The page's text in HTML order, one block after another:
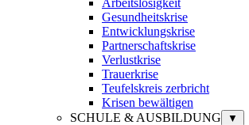
Gesundheitskrise
Entwicklungskrise
Partnerschaftskrise
Verlustkrise
Trauerkrise
Teufelskreis zerbricht
Krisen bewältigen
SCHULE & AUSBILDUNG
▼